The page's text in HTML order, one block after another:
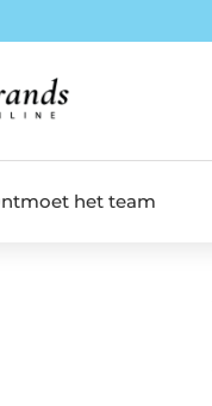
het team